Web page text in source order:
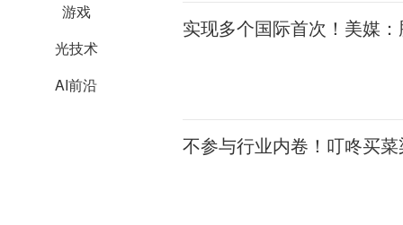
游戏
光技术
AI前沿
实现多个国际首次！美媒
不参与行业内卷！叮咚买